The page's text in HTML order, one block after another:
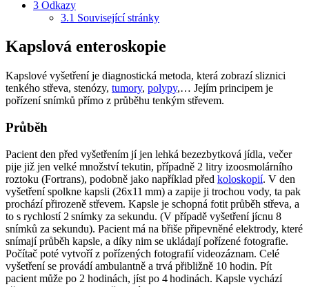
3 Odkazy
3.1 Související stránky
Kapslová enteroskopie
Kapslové vyšetření je diagnostická metoda, která zobrazí sliznici
tenkého střeva, stenózy, tumory, polypy,… Jejím principem je
pořízení snímků přímo z průběhu tenkým střevem.
Průběh
Pacient den před vyšetřením jí jen lehká bezezbytková jídla, večer
pije již jen velké množství tekutin, případně 2 litry izoosmolárního
roztoku (Fortrans), podobně jako například před koloskopií. V den
vyšetření spolkne kapsli (26x11 mm) a zapije ji trochou vody, ta pak
prochází přirozeně střevem. Kapsle je schopná fotit průběh střeva, a
to s rychlostí 2 snímky za sekundu. (V případě vyšetření jícnu 8
snímků za sekundu). Pacient má na břiše připevněné elektrody, které
snímají průběh kapsle, a díky nim se ukládají pořízené fotografie.
Počítač poté vytvoří z pořízených fotografií videozáznam. Celé
vyšetření se provádí ambulantně a trvá přibližně 10 hodin. Pít
pacient může po 2 hodinách, jíst po 4 hodinách. Kapsle vychází